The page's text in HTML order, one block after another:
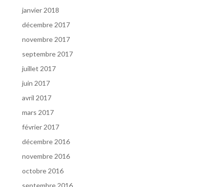
janvier 2018
décembre 2017
novembre 2017
septembre 2017
juillet 2017
juin 2017
avril 2017
mars 2017
février 2017
décembre 2016
novembre 2016
octobre 2016
septembre 2016